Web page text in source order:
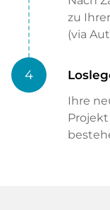
zu
(via
4
Ihre